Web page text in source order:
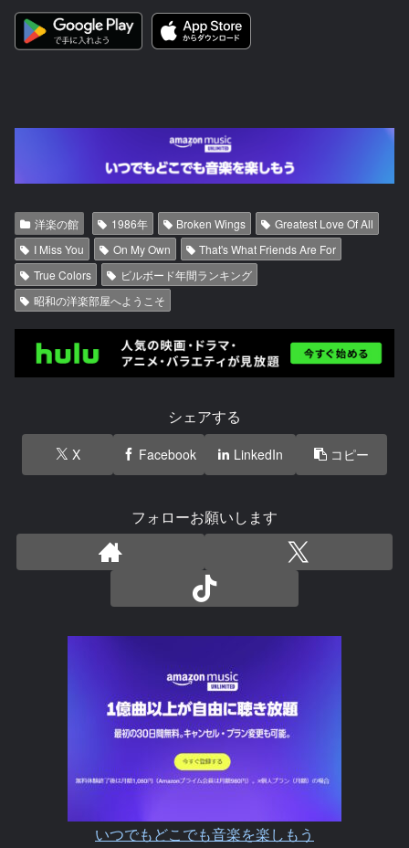
洋楽の館 1986年 Broken Wings
Greatest Love Of All
I Miss You
On My Own
That's What Friends Are For
True Colors
ビルボード年間ランキング
昭和の洋楽部屋へようこそ
シェアする
X Facebook LinkedIn コピー
フォローお願いします
いつでもどこでも音楽を楽しもう